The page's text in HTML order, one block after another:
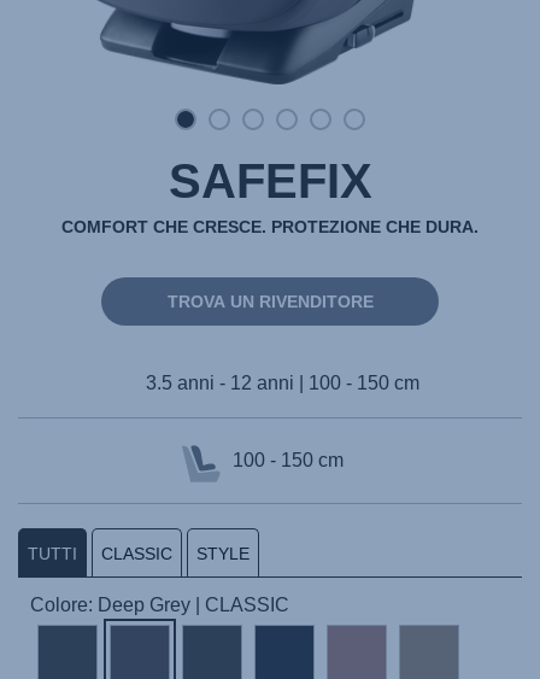
SAFEFIX
COMFORT CHE CRESCE. PROTEZIONE CHE DURA.
TROVA UN RIVENDITORE
3.5 anni - 12 anni | 100 - 150 cm
100 - 150 cm
TUTTI CLASSIC STYLE
Colore: Deep Grey | CLASSIC